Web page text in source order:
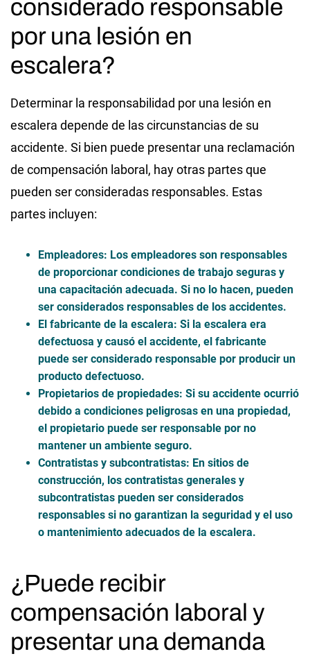
considerado responsable
por una lesión en
escalera?
Determinar la responsabilidad por una lesión en
escalera depende de las circunstancias de su
accidente. Si bien puede presentar una reclamación
de compensación laboral, hay otras partes que
pueden ser consideradas responsables. Estas
partes incluyen:
Empleadores: Los empleadores son responsables
de proporcionar condiciones de trabajo seguras y
una capacitación adecuada. Si no lo hacen, pueden
ser considerados responsables de los accidentes.
El fabricante de la escalera: Si la escalera era
defectuosa y causó el accidente, el fabricante
puede ser considerado responsable por producir un
producto defectuoso.
Propietarios de propiedades: Si su accidente ocurrió
debido a condiciones peligrosas en una propiedad,
el propietario puede ser responsable por no
mantener un ambiente seguro.
Contratistas y subcontratistas: En sitios de
construcción, los contratistas generales y
subcontratistas pueden ser considerados
responsables si no garantizan la seguridad y el uso
o mantenimiento adecuados de la escalera.
¿Puede recibir
compensación laboral y
presentar una demanda